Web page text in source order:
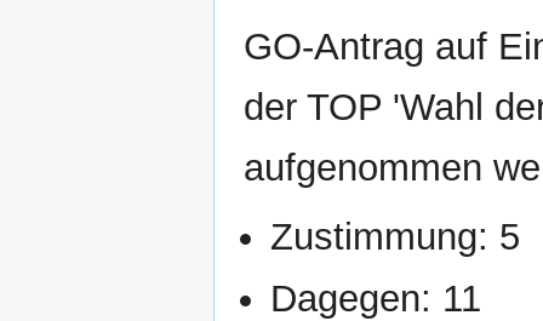
GO-Antrag auf
der TOP 'Wahl
aufgenommen
Zustimmung: 5
Dagegen: 11